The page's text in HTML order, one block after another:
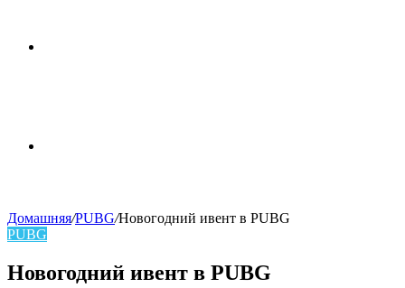
skin
Домашняя/PUBG/Новогодний ивент в PUBG
PUBG
Новогодний ивент в PUBG